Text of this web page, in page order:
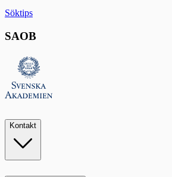
Söktips
SAOB
Kontakt